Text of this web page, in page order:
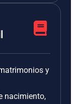
y
nacimiento,